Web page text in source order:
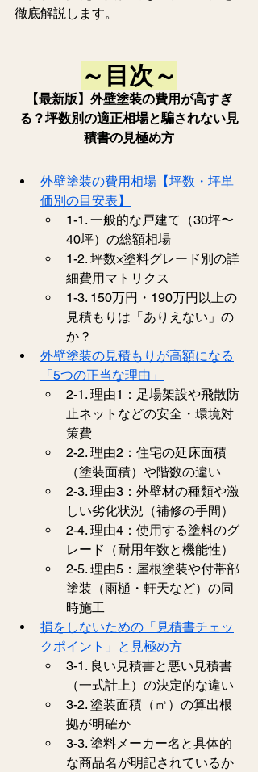
徹底解説します。
～目次～
【最新版】外壁塗装の費用が高すぎ
る？坪数別の適正相場と騙されない見
積書の見極め方
外壁塗装の費用相場【坪数・坪単
価別の目安表】
1-1. 一般的な戸建て（30坪〜
40坪）の総額相場
1-2. 坪数×塗料グレード別の詳
細費用マトリクス
1-3. 150万円・190万円以上の
見積もりは「ありえない」の
か？
外壁塗装の見積もりが高額になる
「5つの正当な理由」
2-1. 理由1：足場架設や飛散防
止ネットなどの安全・環境対
策費
2-2. 理由2：住宅の延床面積
（塗装面積）や階数の違い
2-3. 理由3：外壁材の種類や激
しい劣化状況（補修の手間）
2-4. 理由4：使用する塗料のグ
レード（耐用年数と機能性）
2-5. 理由5：屋根塗装や付帯部
塗装（雨樋・軒天など）の同
時施工
損をしないための「見積書チェッ
クポイント」と見極め方
3-1. 良い見積書と悪い見積書
（一式計上）の決定的な違い
3-2. 塗装面積（㎡）の算出根
拠が明確か
3-3. 塗料メーカー名と具体的
な商品名が明記されているか